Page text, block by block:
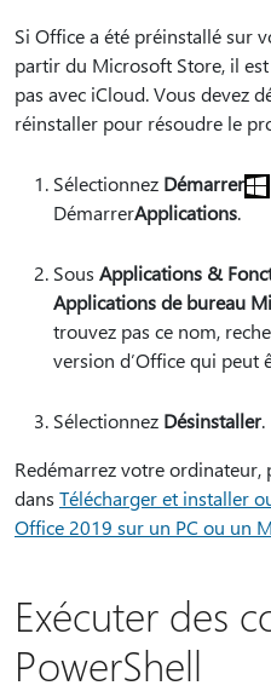
Si Office a été préinstallé sur
partir du Microsoft Store, il
pas avec iCloud. Vous devez
réinstaller pour résoudre le
Sélectionnez Démarrer
DémarrerApplications.
Sous Applications &
Applications de bureau
trouvez pas ce nom,
version d’Office qui peut
Sélectionnez Désinstaller.
Redémarrez votre ordinateur,
dans Télécharger et installer
Office 2019 sur un PC ou un
Exécuter des
PowerShell